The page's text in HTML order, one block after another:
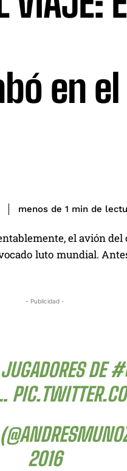
en el
menos de 1 min de
el avión del
luto mundial.
- Publicidad -
DE
2016